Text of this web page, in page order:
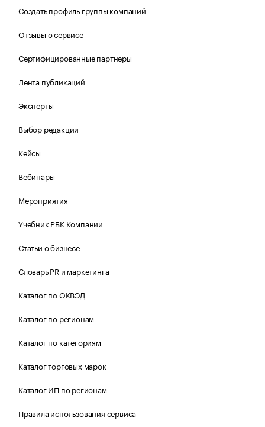
Создать профиль группы компаний
Отзывы о сервисе
Сертифицированные партнеры
Лента публикаций
Эксперты
Выбор редакции
Кейсы
Вебинары
Мероприятия
Учебник РБК Компании
Статьи о бизнесе
Словарь PR и маркетинга
Каталог по ОКВЭД
Каталог по регионам
Каталог по категориям
Каталог торговых марок
Каталог ИП по регионам
Правила использования сервиса